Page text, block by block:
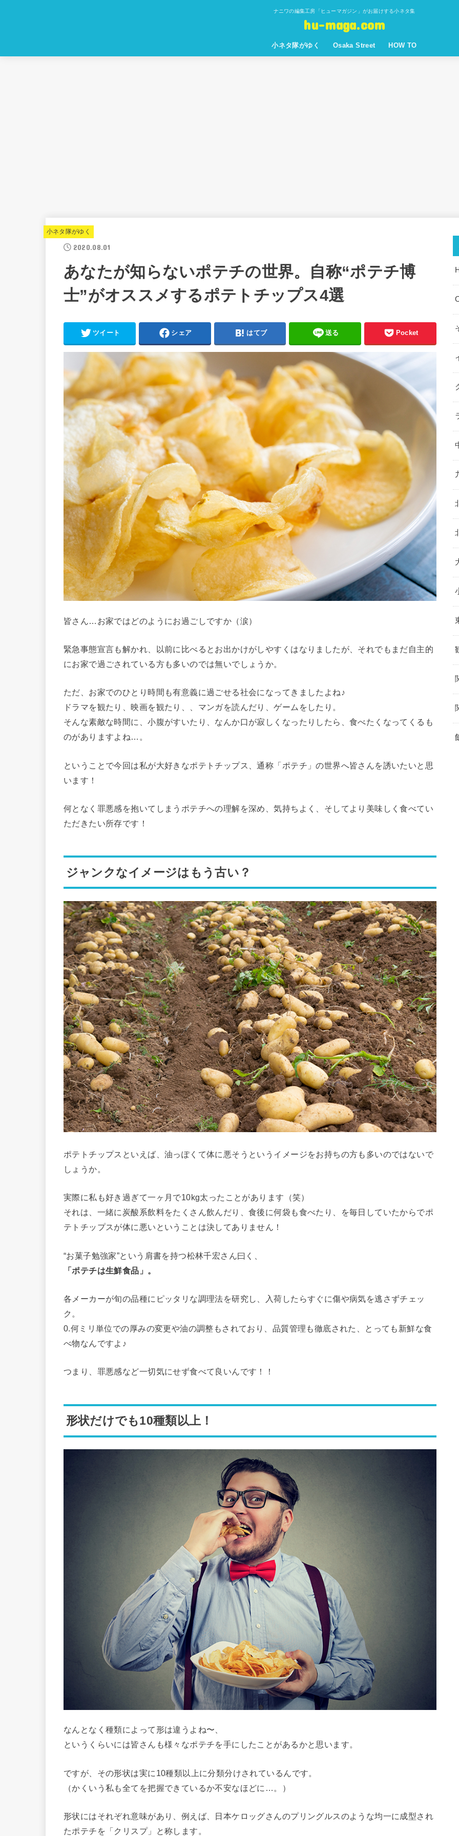
ナニワの編集工房「ヒューマガジン」がお届けする小ネタ集
hu-maga.com
小ネタ隊がゆく Osaka Street HOW TO
小ネタ隊がゆく
2020.08.01
あなたが知らないポテチの世界。自称“ポテチ博
士”がオススメするポテトチップス4選
ツイート シェア はてブ 送る Pocket
皆さん…お家ではどのようにお過ごしですか（涙）
緊急事態宣言も解かれ、以前に比べるとお出かけがしやすくはなりましたが、それでもまだ自主的
にお家で過ごされている方も多いのでは無いでしょうか。
ただ、お家でのひとり時間も有意義に過ごせる社会になってきましたよね♪
ドラマを観たり、映画を観たり、、マンガを読んだり、ゲームをしたり。
そんな素敵な時間に、小腹がすいたり、なんか口が寂しくなったりしたら、食べたくなってくるも
のがありますよね…。
ということで今回は私が大好きなポテトチップス、通称「ポテチ」の世界へ皆さんを誘いたいと思
います！
何となく罪悪感を抱いてしまうポテチへの理解を深め、気持ちよく、そしてより美味しく食べてい
ただきたい所存です！
ジャンクなイメージはもう古い？
ポテトチップスといえば、油っぽくて体に悪そうというイメージをお持ちの方も多いのではないで
しょうか。
実際に私も好き過ぎて一ヶ月で10kg太ったことがあります（笑）
それは、一緒に炭酸系飲料をたくさん飲んだり、食後に何袋も食べたり、を毎日していたからでポ
テトチップスが体に悪いということは決してありません！
“お菓子勉強家”という肩書を持つ松林千宏さん曰く、
「ポテチは生鮮食品」。
各メーカーが旬の品種にピッタリな調理法を研究し、入荷したらすぐに傷や病気を逃さずチェッ
ク。
0.何ミリ単位での厚みの変更や油の調整もされており、品質管理も徹底された、とっても新鮮な食
べ物なんですよ♪
つまり、罪悪感など一切気にせず食べて良いんです！！
形状だけでも10種類以上！
なんとなく種類によって形は違うよね〜、
というくらいには皆さんも様々なポテチを手にしたことがあるかと思います。
ですが、その形状は実に10種類以上に分類分けされているんです。
（かくいう私も全てを把握できているか不安なほどに…。）
形状にはそれぞれ意味があり、例えば、日本ケロッグさんのプリングルスのような均一に成型され
たポテチを「クリスプ」と称します。